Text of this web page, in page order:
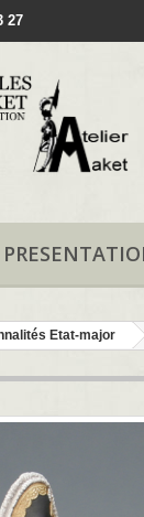
27
Etat-major